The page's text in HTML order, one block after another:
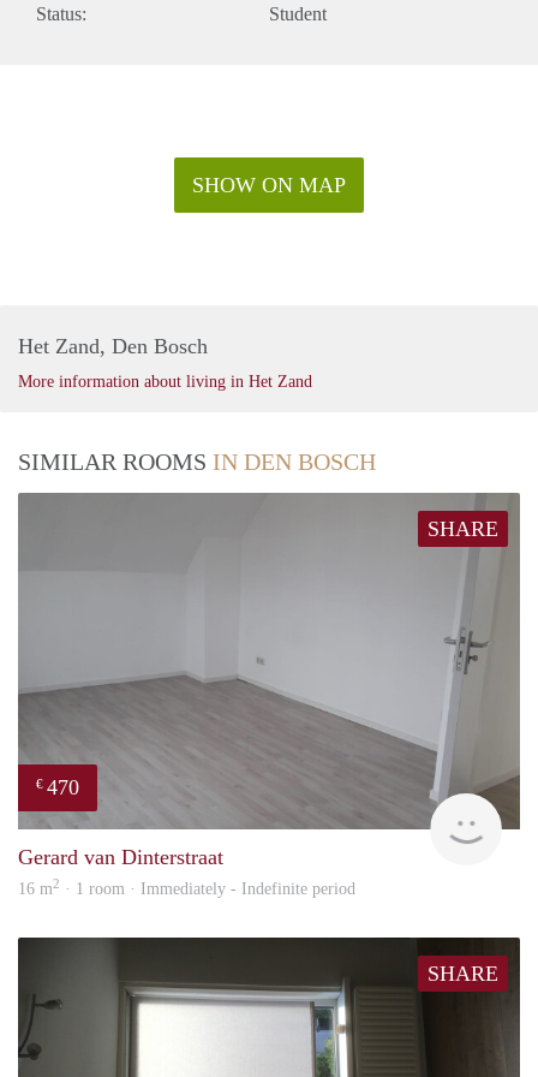
Status: Student
SHOW ON MAP
Het Zand, Den Bosch
More information about living in Het Zand
SIMILAR ROOMS IN DEN BOSCH
SHARE
€ 470
Gerard van Dinterstraat
16 m2 · 1 room · Immediately - Indefinite period
SHARE